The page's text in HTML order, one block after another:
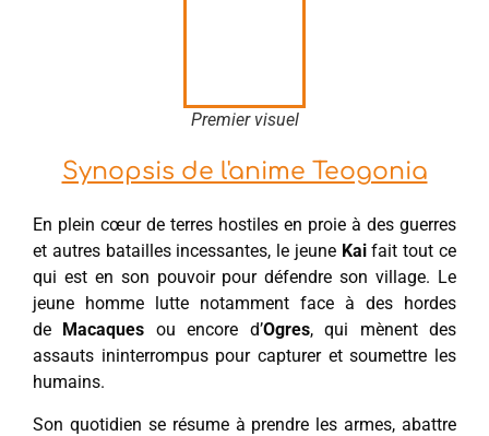
Premier visuel
Synopsis de l'anime Teogonia
En plein cœur de terres hostiles en proie à des guerres
et autres batailles incessantes, le jeune Kaifait tout ce
qui est en son pouvoir pour défendre son village. Le
jeune homme lutte notamment face à des hordes
de Macaques ou encore d’Ogres, qui mènent des
assauts ininterrompus pour capturer et soumettre les
humains.
Son quotidien se résume à prendre les armes, abattre